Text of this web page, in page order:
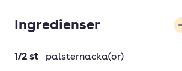
Ingredienser
1/2 st
palsternacka(or)